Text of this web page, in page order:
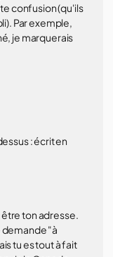
confusion (qu'ils
Par exemple,
je marquerais
: écrit en
ton adresse.
demande "à
tu es tout à fait